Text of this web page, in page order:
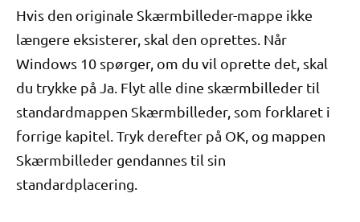
Hvis den originale Skærmbilleder-mappe ikke
længere eksisterer, skal den oprettes. Når
Windows 10 spørger, om du vil oprette det, skal
du trykke på Ja. Flyt alle dine skærmbilleder til
standardmappen Skærmbilleder, som forklaret i
forrige kapitel. Tryk derefter på OK, og mappen
Skærmbilleder gendannes til sin
standardplacering.